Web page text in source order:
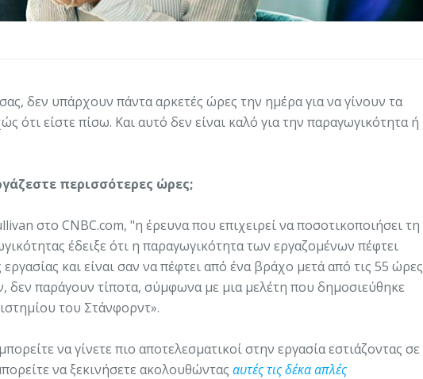
δεν υπάρχουν πάντα αρκετές ώρες την ημέρα για να γίνουν τα
ότι είστε πίσω. Και αυτό δεν είναι καλό για την παραγωγικότητα ή
περισσότερες ώρες;
στο CNBC.com, "η έρευνα που επιχειρεί να ποσοτικοποιήσει τη
έδειξε ότι η παραγωγικότητα των εργαζομένων πέφτει
και είναι σαν να πέφτει από ένα βράχο μετά από τις 55 ώρες
δεν παράγουν τίποτα, σύμφωνα με μια μελέτη που δημοσιεύθηκε
του Στάνφορντ».
να γίνετε πιο αποτελεσματικοί στην εργασία εστιάζοντας σε
να ξεκινήσετε ακολουθώντας αυτές τις δέκα απλές